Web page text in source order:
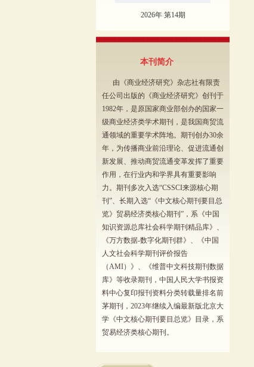
2026年 第14期
本刊简介
由《商业经济研究》杂志社有限责
任公司出版的《商业经济研究》创刊于
1982年，是原国家商业部创办的国家一
级商业经济类学术期刊，是我国商贸流
通领域的重要学术阵地。期刊创办30余
年，为传播商业前沿理论、促进流通创
新发展、推动商贸流通变革发挥了重要
作用，在行业内和学界具有重要影响
力。期刊多次入选“CSSCI来源核心期
刊”、长期入选“《中文核心期刊要目总
览》贸易经济类核心期刊”，系《中国
知识资源总库社会科学期刊精品库》、
《万方数据-数字化期刊群》、《中国
人文社会科学期刊评价报告
（AMI）》、《维普中文科技期刊数据
库》等收录期刊，中国人民大学书报资
料中心复印报刊资料分类转载量排名前
茅期刊，2023年继续入编最新版北京大
学《中文核心期刊要目总览》目录，系
贸易经济类核心期刊。